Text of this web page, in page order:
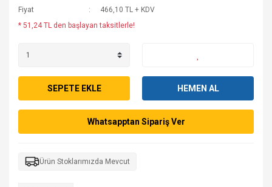
Fiyat
466,10 TL + KDV
* 51,24 TL den başlayan taksitlerle!
SEPETE EKLE HEMEN AL
Whatsapptan Sipariş Ver
Ürün Stoklarımızda Mevcut